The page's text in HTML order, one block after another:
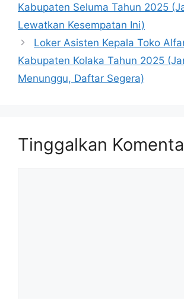
Kabupaten Seluma Tahun 2025
Lewatkan Kesempatan Ini)
Loker Asisten Kepala Toko
Kabupaten Kolaka Tahun 2025
Menunggu, Daftar Segera)
Tinggalkan